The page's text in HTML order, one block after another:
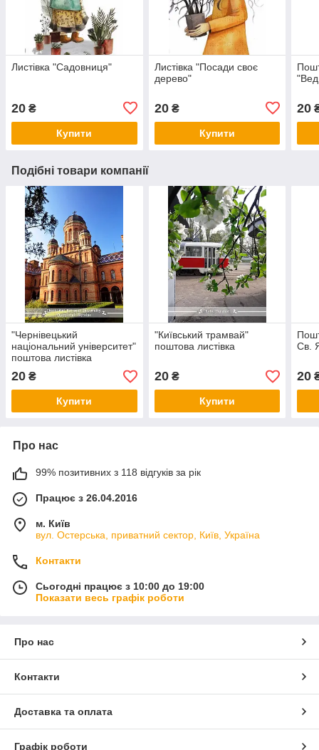
Листівка "Садовниця"
20 ₴
Купити
Листівка "Посади своє
дерево"
20₴
Купити
20
Подібні товари компанії
"Чернівецький
національний університет"
поштова листівка
20 ₴
Купити
"Київський трамвай"
поштова листівка
20₴
Купити
Св.
20
Про нас
99% позитивних з 118 відгуків за рік
Працює з 26.04.2016
м. Київ
вул. Остерська, приватний сектор, Київ, Україна
Контакти
Сьогодні працює з 10:00 до 19:00
Показати весь графік роботи
Про нас
Контакти
Доставка та оплата
Графік роботи